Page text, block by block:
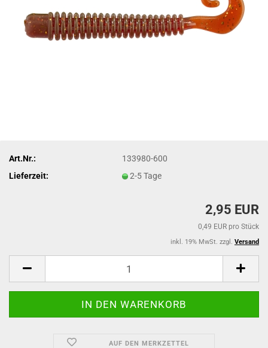
Art.Nr.:
133980-600
Lieferzeit:
2-5 Tage
2,95 EUR
0,49 EUR pro Stück
inkl. 19% MwSt. zzgl. Versand
AUF DEN MERKZETTEL